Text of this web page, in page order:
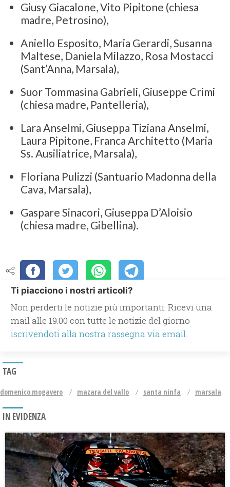
Giusy Giacalone, Vito Pipitone (chiesa
madre, Petrosino),
Aniello Esposito, Maria Gerardi, Susanna
Maltese, Daniela Milazzo, Rosa Mostacci
(Sant’Anna, Marsala),
Suor Tommasina Gabrieli, Giuseppe Crimi
(chiesa madre, Pantelleria),
Lara Anselmi, Giuseppa Tiziana Anselmi,
Laura Pipitone, Franca Architetto (Maria
Ss. Ausiliatrice, Marsala),
Floriana Pulizzi (Santuario Madonna della
Cava, Marsala),
Gaspare Sinacori, Giuseppa D’Aloisio
(chiesa madre, Gibellina).
Ti piacciono i nostri articoli?
Non perderti le notizie più importanti. Ricevi una
mail alle 19.00 con tutte le notizie del giorno
iscrivendoti alla nostra rassegna via email.
TAG
domenico mogavero mazara del vallo santa ninfa marsala
IN EVIDENZA